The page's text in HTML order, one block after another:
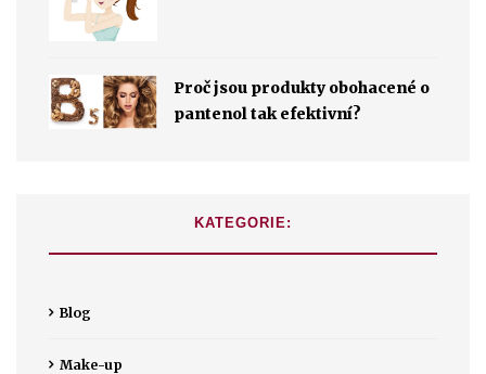
Proč jsou produkty obohacené o
pantenol tak efektivní?
KATEGORIE:
Blog
Make-up